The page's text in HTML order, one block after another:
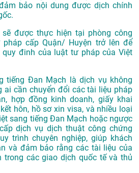
bảo nội dung được dịch chính
được thực hiện tại phòng công
cấp Quận/ Huyện trở lên để
đinh của luật tư pháp của Việt
tiếng Đan Mạch là dịch vụ không
ai cần chuyển đổi các tài liệu pháp
hợp đồng kinh doanh, giấy khai
hôn, hồ sơ xin visa, và nhiều loại
sang tiếng Đan Mạch hoặc ngược
dịch vụ dịch thuật công chứng
trình chuyên nghiệp, giúp khách
và đảm bảo rằng các tài liệu của
trong các giao dịch quốc tế và thủ